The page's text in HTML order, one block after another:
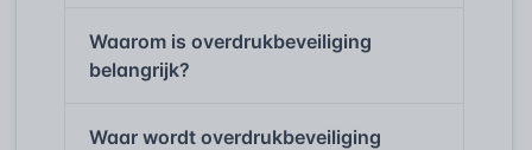
Waarom is overdrukbeveiliging
belangrijk?
Waar wordt overdrukbeveiliging